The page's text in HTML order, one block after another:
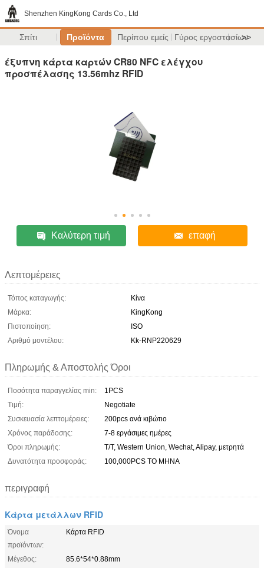
Shenzhen KingKong Cards Co., Ltd
Σπίτι Προϊόντα Περίπου εμείς Γύρος εργοστασίων
>>
έξυπνη κάρτα καρτών CR80 NFC ελέγχου
προσπέλασης 13.56mhz RFID
Καλύτερη τιμή επαφή
Λεπτομέρειες
Τόπος καταγωγής:
Κίνα
Μάρκα:
KingKong
Πιστοποίηση:
ISO
Αριθμό μοντέλου:
Kk-RNP220629
Πληρωμής & Αποστολής Όροι
Ποσότητα παραγγελίας min:
1PCS
Τιμή:
Negotiate
Συσκευασία λεπτομέρειες:
200pcs ανά κιβώτιο
Χρόνος παράδοσης:
7-8 εργάσιμες ημέρες
Όροι πληρωμής:
T/T, Western Union, Wechat, Alipay, μετρητά
Δυνατότητα προσφοράς:
100,000PCS ΤΟ ΜΗΝΑ
περιγραφή
Κάρτα μετάλλων RFID
Όνομα
προϊόντων:
Κάρτα RFID
Μέγεθος:
85.6*54*0.88mm